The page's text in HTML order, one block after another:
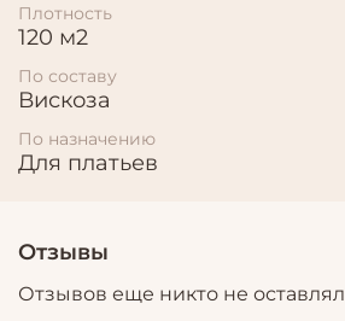
Плотность
120 м2
По составу
Вискоза
По назначению
Для платьев
Отзывы
Отзывов еще никто не оставлял